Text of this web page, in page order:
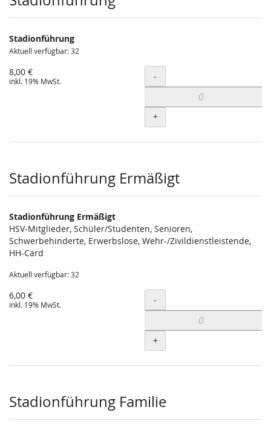
Stadionführung
Aktuell verfügbar: 32
8,00 €
inkl. 19% MwSt. Menge
-
+
Stadionführung Ermäßigt
Stadionführung Ermäßigt
HSV-Mitglieder, Schüler/Studenten, Senioren,
Schwerbehinderte, Erwerbslose, Wehr-/Zivildienstleistende,
HH-Card
Aktuell verfügbar: 32
6,00 €
inkl. 19% MwSt. Menge
-
+
Stadionführung Familie